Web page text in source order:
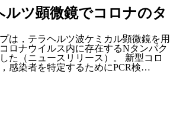
ルツ顕微鏡でコロナのタ
は，テラヘルツ波ケミカル顕微鏡を用
ロナウイルス内に存在するNタンパク
た（ニュースリリース）。 新型コロ
感染者を特定するためにPCR検…